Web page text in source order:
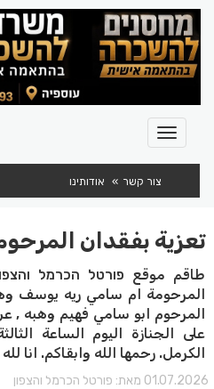
צור קשר אודותינו
تعزية بفقدان
طاقم موقع פורטל הכרמל והצפון
المرحومة ام سامي ريه يوسف
على الجنازة اليوم الساعة
الكرمل. رحمها الله وابقاكم. انا لله
מאת: פורטל הכרמל והצפון